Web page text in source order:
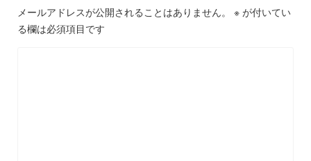
メールアドレスが公開されることはありません。 ※ が付いてい
る欄は必須項目です